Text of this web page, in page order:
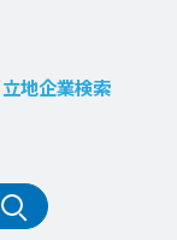
立地企業検索